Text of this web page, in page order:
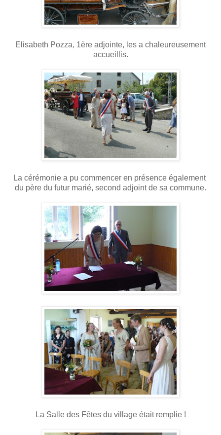
Elisabeth Pozza, 1ère adjointe, les a chaleureusement
accueillis.
La cérémonie a pu commencer en présence également
du père du futur marié, second adjoint de sa commune.
La Salle des Fêtes du village était remplie !